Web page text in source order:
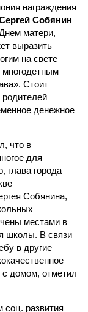
награждения
Собянин
матери,
выразить
на свете
многодетным
Стоит
родителей
денежное
что в
для
глава города
Собянина,
местами в
школы. В связи
в другие
с домом, отметил
соц. развития